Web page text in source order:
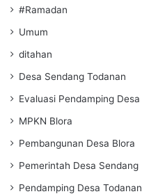
#Ramadan
Umum
ditahan
Desa Sendang Todanan
Evaluasi Pendamping Desa
MPKN Blora
Pembangunan Desa Blora
Pemerintah Desa Sendang
Pendamping Desa Todanan